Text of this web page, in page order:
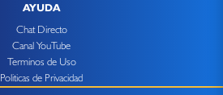
AYUDA
Chat Directo
Canal YouTube
Terminos de Uso
Politicas de Privacidad